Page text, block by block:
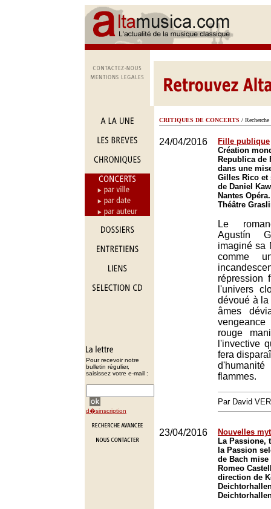
Pour recevoir notre
bulletin régulier,
saisissez votre e-mail :
d�sinscription
CRITIQUES DE CONCERTS / Recherche
24/04/2016
Fille publique
Création
Republica de
dans une
Gilles Rico
de Daniel
Nantes Opéra.
Théâtre
Le
Agustín
imaginé sa
comme
répression
l'univers
dévoué à
âmes
rouge
l'invective
fera
flammes.
Par David
23/04/2016
Nouvelles
La Passione,
la Passion
de Bach mise
Romeo
direction de